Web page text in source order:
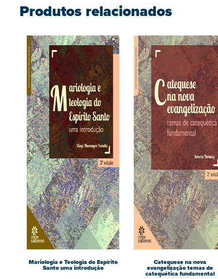
Produtos relacionados
Mariologia e Teologia do Espírito
Santo uma introdução
Catequese na nova
evangelização temas de
catequética fundamental